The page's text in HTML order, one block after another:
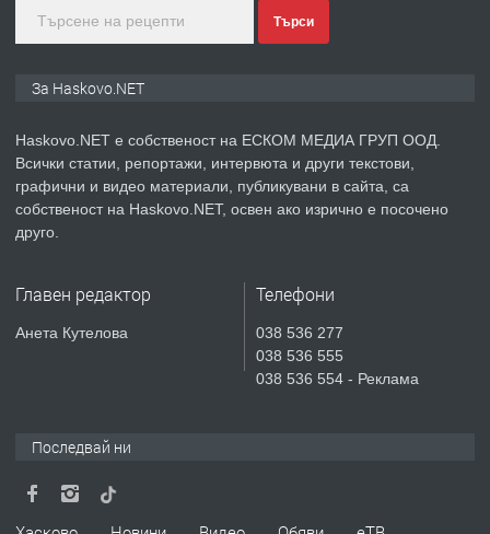
преди 3 дни
ПРЕДЛАГА
🔑 ОБЗАВЕДЕНА ГАРСОНИЕРА ПОД
НАПЪЛНО ОБЗАВЕДЕН И
Търси
За Haskovo.NET
Haskovo.NET е собственост на ЕСКОМ МЕДИА ГРУП ООД.
Всички статии, репортажи, интервюта и други текстови,
графични и видео материали, публикувани в сайта, са
собственост на Haskovo.NET, освен ако изрично е посочено
друго.
Главен редактор
Анета Кутелова
Телефони
038 536 277
038 536 555
038 536 554 - Реклама
Последвай ни